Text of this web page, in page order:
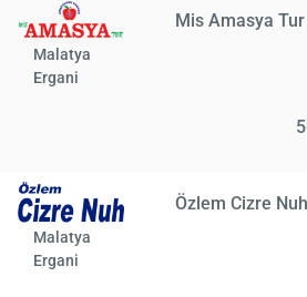
Mis Amasya Tur
Malatya
Ergani
Özlem Cizre Nuh
Malatya
Ergani